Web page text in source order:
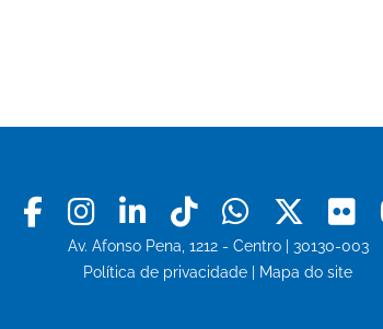
Facebook
Instagram
LinkedinTiktok X
Av. Afonso Pena, 1212 - Centro | 30130-003
Política de privacidade
Mapa do site